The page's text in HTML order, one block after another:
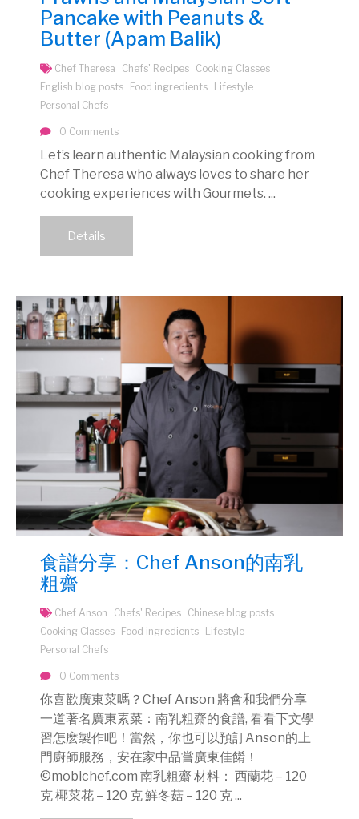
Pancake with Peanuts &
Butter (Apam Balik)
Chef Theresa Chefs' Recipes Cooking Classes
English blog posts
Food ingredients
Lifestyle
Personal Chefs
0 Comments
Let’s learn authentic Malaysian cooking from
Chef Theresa who always loves to share her
cooking experiences with Gourmets. ...
Details
食譜分享：Chef Anson的南乳
粗齋
Chef Anson Chefs' Recipes Chinese blog posts
Cooking Classes
Food ingredients
Lifestyle
Personal Chefs
0 Comments
你喜歡廣東菜嗎？Chef Anson 將會和我們分享
一道著名廣東素菜：南乳粗齋的食譜, 看看下文學
習怎麽製作吧！當然，你也可以預訂Anson的上
門廚師服務，安在家中品嘗廣東佳餚！
©mobichef.com 南乳粗齋 材料： 西蘭花 – 120
克 椰菜花 – 120 克 鮮冬菇 – 120 克 ...